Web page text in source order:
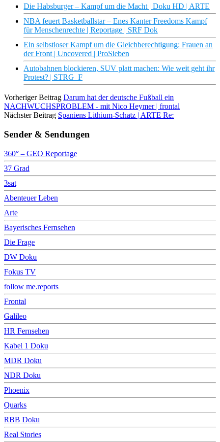
Die Habsburger – Kampf um die Macht | Doku HD | ARTE
NBA feuert Basketballstar – Enes Kanter Freedoms Kampf
für Menschenrechte | Reportage | SRF Dok
Ein selbstloser Kampf um die Gleichberechtigung: Frauen an
der Front | Uncovered | ProSieben
Autobahnen blockieren, SUV platt machen: Wie weit geht ihr
Protest? | STRG_F
Vorheriger Beitrag Darum hat der deutsche Fußball ein
NACHWUCHSPROBLEM - mit Nico Heymer | frontal
Nächster Beitrag Spaniens Lithium-Schatz | ARTE Re:
Sender & Sendungen
360° – GEO Reportage
37 Grad
3sat
Abenteuer Leben
Arte
Bayerisches Fernsehen
Die Frage
DW Doku
Fokus TV
follow me.reports
Frontal
Galileo
HR Fernsehen
Kabel 1 Doku
MDR Doku
NDR Doku
Phoenix
Quarks
RBB Doku
Real Stories